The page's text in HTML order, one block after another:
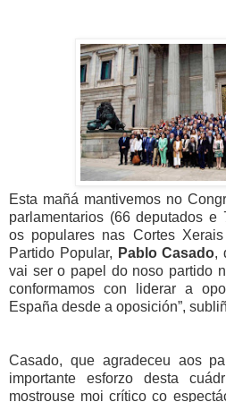
Esta mañá mantivemos no
parlamentarios (66 deputados e
os populares nas Cortes
Partido Popular, Pablo Casado,
vai ser o papel do noso partido
conformamos con liderar a
España desde a oposición”,
Casado, que agradeceu aos
importante esforzo desta
mostrouse moi crítico co